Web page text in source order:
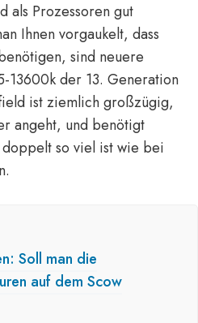
als Prozessoren gut
Ihnen vorgaukelt, dass
sind neuere
13600k der 13. Generation
ist ziemlich großzügig,
angeht, und benötigt
doppelt so viel ist wie bei
Soll man die
auf dem Scow